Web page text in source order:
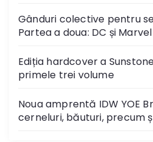
Gânduri colective pentru
Partea a doua: DC și
Ediția hardcover a
primele trei volume
Noua amprentă IDW YOE
cerneluri, băuturi, precum